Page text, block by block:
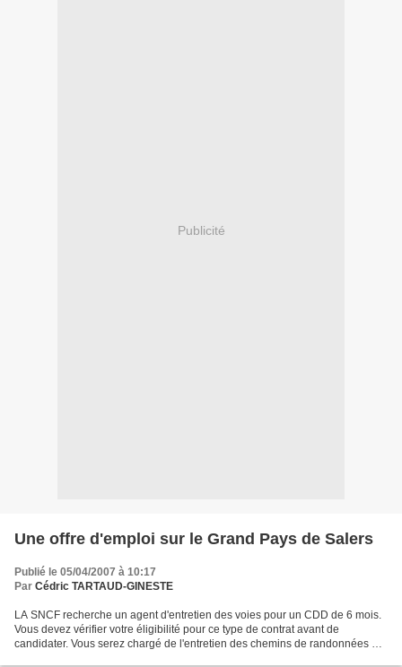
Publicité
Une offre d'emploi sur le Grand Pays de Salers
Publié le 05/04/2007 à 10:17
Par Cédric TARTAUD-GINESTE
LA SNCF recherche un agent d'entretien des voies pour un CDD de 6 mois.
Vous devez vérifier votre éligibilité pour ce type de contrat avant de
candidater. Vous serez chargé de l'entretien des chemins de randonnées en